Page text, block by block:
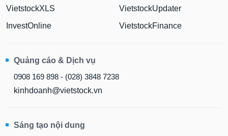
VietstockXLS
InvestOnline
VietstockUpdater
VietstockFinance
Quảng cáo & Dịch vụ
0908 169 898 - (028) 3848 7238
kinhdoanh@vietstock.vn
Sáng tạo nội dung